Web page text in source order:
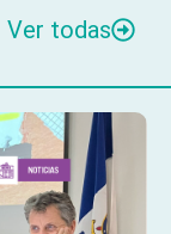
Ver todas